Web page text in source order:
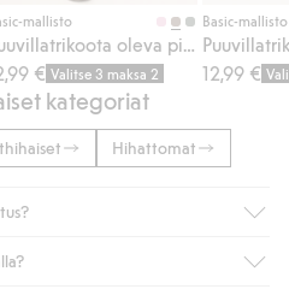
mallisto
€ Valitse 3 maksa 2
Basic-mallisto
12,99 €
kategoriat
Hihattomat
aina ilmaisen toimituksen